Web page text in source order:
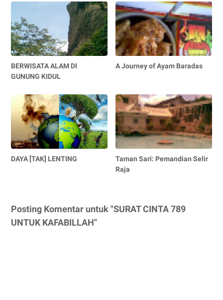
BERWISATA ALAM DI
GUNUNG KIDUL
A Journey of Ayam Baradas
DAYA [TAK] LENTING
Taman Sari: Pemandian Selir
Raja
Posting Komentar untuk "SURAT CINTA 789
UNTUK KAFABILLAH"